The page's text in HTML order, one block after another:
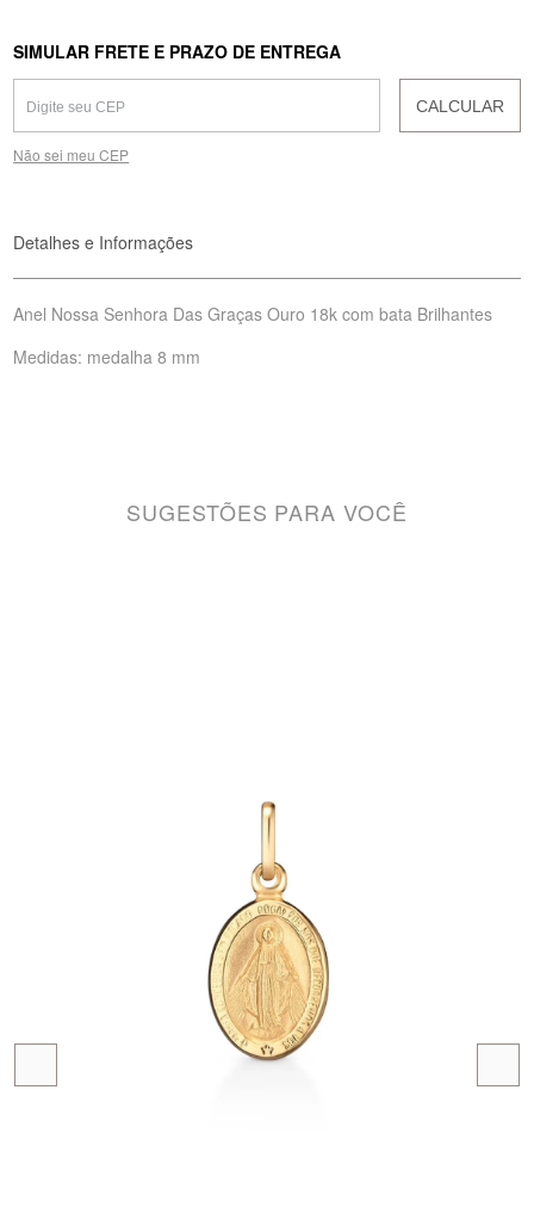
SIMULAR FRETE E PRAZO DE ENTREGA
CALCULAR
Não sei meu CEP
Detalhes e Informações
Anel Nossa Senhora Das Graças Ouro 18k com bata Brilhantes
Medidas: medalha 8 mm
SUGESTÕES PARA VOCÊ